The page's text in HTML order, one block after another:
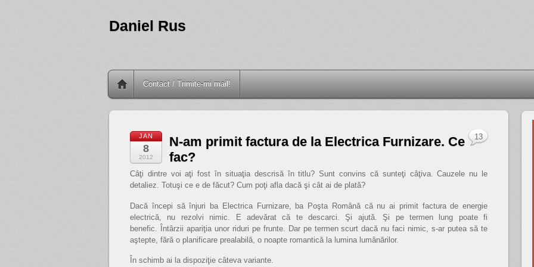
Daniel Rus
Contact / Trimite-mi mail!
JAN
8
2012
N-am primit factura de la Electrica Furnizare. Ce
fac?
Câţi dintre voi aţi fost în situaţia descrisă în titlu? Sunt convins că sunteţi câţiva. Cauzele nu le
detaliez. Totuşi ce e de făcut? Cum poţi afla dacă şi cât ai de plată?
Dacă începi să înjuri ba Electrica Furnizare, ba Poşta Română că nu ai primit factura de energie
electrică, nu rezolvi nimic. E adevărat că te descarci. Şi ajută. Şi pe termen lung poate fi
benefic. Întârzii apariţia unor riduri pe frunte. Dar pe termen scurt dacă nu faci nimic, s-ar putea să te
aştepte, fără o planificare prealabilă, o noapte romantică la lumina lumânărilor.
În schimb ai la dispoziţie câteva variante.
13